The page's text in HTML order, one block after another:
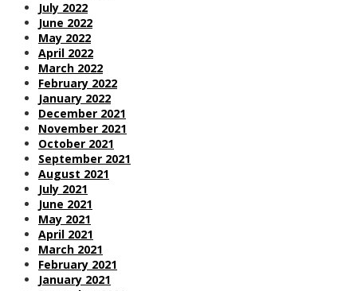
July 2022
June 2022
May 2022
April 2022
March 2022
February 2022
January 2022
December 2021
November 2021
October 2021
September 2021
August 2021
July 2021
June 2021
May 2021
April 2021
March 2021
February 2021
January 2021